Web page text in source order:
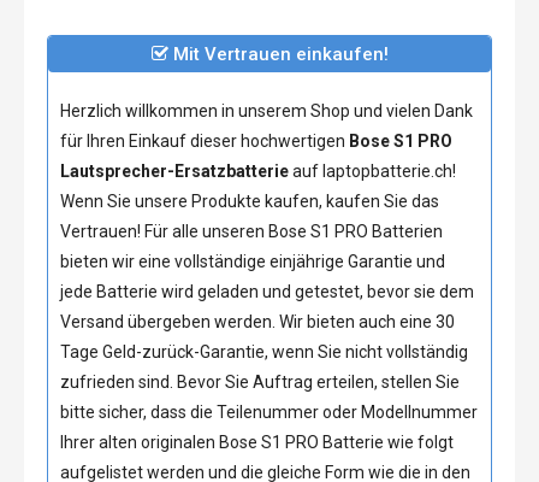
Mit Vertrauen einkaufen!
Herzlich willkommen in unserem Shop und vielen Dank
für Ihren Einkauf dieser hochwertigen Bose S1 PRO
Lautsprecher-Ersatzbatterieauf laptopbatterie.ch!
Wenn Sie unsere Produkte kaufen, kaufen Sie das
Vertrauen! Für alle unseren Bose S1 PRO Batterien
bieten wir eine vollständige einjährige Garantie und
jede Batterie wird geladen und getestet, bevor sie dem
Versand übergeben werden. Wir bieten auch eine 30
Tage Geld-zurück-Garantie, wenn Sie nicht vollständig
zufrieden sind. Bevor Sie Auftrag erteilen, stellen Sie
bitte sicher, dass die Teilenummer oder Modellnummer
Ihrer alten originalen Bose S1 PRO Batterie wie folgt
aufgelistet werden und die gleiche Form wie die in den